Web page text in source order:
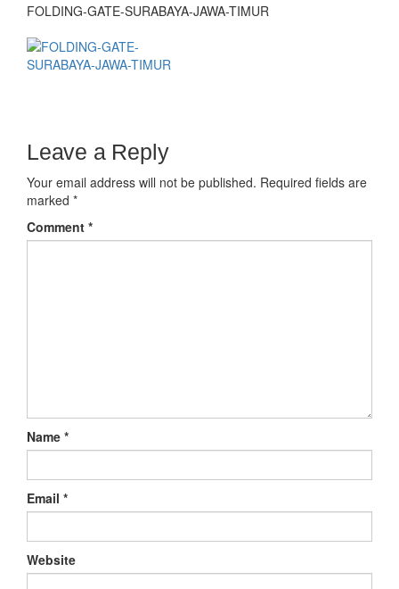
FOLDING-GATE-SURABAYA-JAWA-TIMUR
Leave a Reply
Your email address will not be published. Required fields are
marked *
Comment *
Name *
Email *
Website